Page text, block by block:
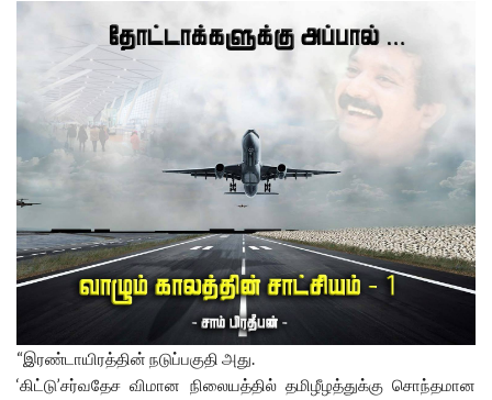
“இரண்டாயிரத்தின் நடுப்பகுதி அது.
‘கிட்டு’சர்வதேச விமான நிலையத்தில் தமிழீழத்துக்கு சொந்தமான